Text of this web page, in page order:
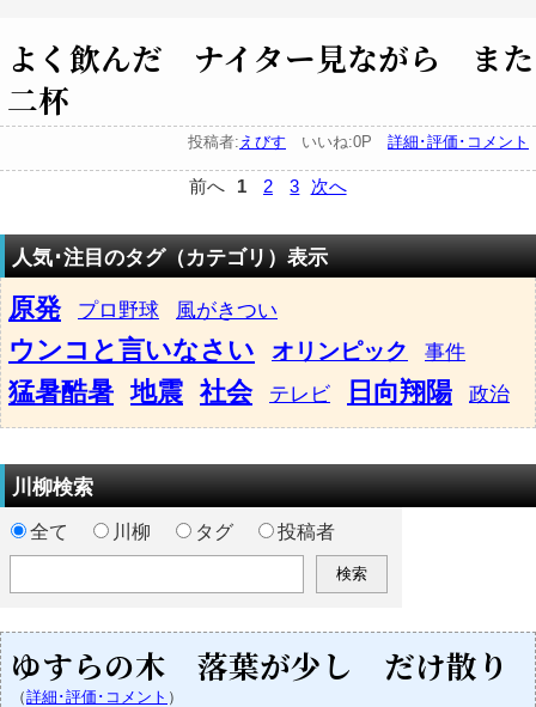
よく飲んだ ナイター見ながら また
二杯
投稿者: えびす いいね:0P 詳細･評価･コメント
前へ 1 2 3 次へ
人気･注目のタグ（カテゴリ）表示
原発 プロ野球 風がきつい
ウンコと言いなさい オリンピック 事件
猛暑酷暑 地震 社会 テレビ 日向翔陽 政治
川柳検索
全て 川柳 タグ 投稿者
ゆすらの木 落葉が少し だけ散り
（詳細･評価･コメント ）